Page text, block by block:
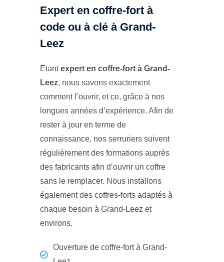
Expert en coffre-fort à
code ou à clé à Grand-
Leez
Etantexpert en coffre-fort à Grand-
Leez, nous savons exactement
comment l’ouvrir, et ce, grâce à nos
longues années d’expérience. Afin de
rester à jour en terme de
connaissance, nos serruriers suivent
régulièrement des formations auprès
des fabricants afin d’ouvrir un coffre
sans le remplacer. Nous installons
également des coffres-forts adaptés à
chaque besoin à Grand-Leez et
environs.
Ouverture de coffre-fort à Grand-